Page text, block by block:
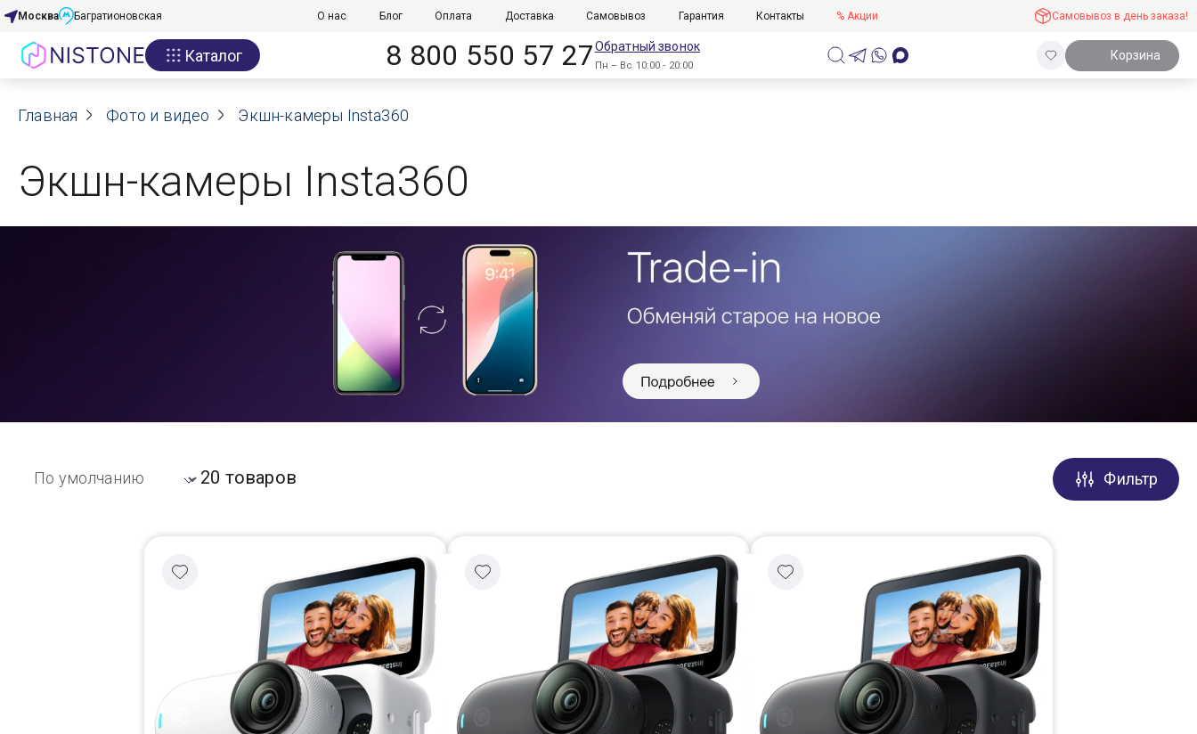
Акции
О нас
Москва Багратионовская О нас Блог Оплата Доставка Самовывоз Гарантия Контакты % Акции Самовывоз в день заказа!
Каталог 8 800 550 57 27Обратный звонок
Пн – Вс 10:00 - 20:00
Корзина
Главная Фото и видео Экшн-камеры Insta360
Экшн-камеры Insta360
20 товаров Фильтр